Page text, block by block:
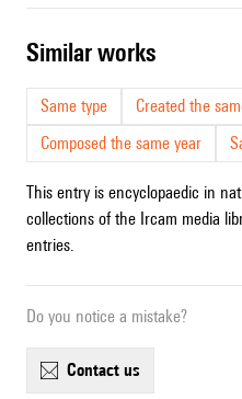
similar works
Same type
Created the
Composed the same year
This entry is encyclopaedic in
collections of the Ircam media
entries.
Do you notice a mistake?
contact us